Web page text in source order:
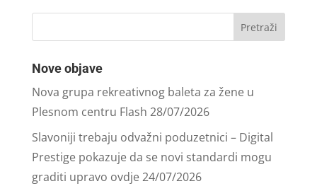
Nove objave
Nova grupa rekreativnog baleta za žene u
Plesnom centru Flash 28/07/2026
Slavoniji trebaju odvažni poduzetnici – Digital
Prestige pokazuje da se novi standardi mogu
graditi upravo ovdje24/07/2026